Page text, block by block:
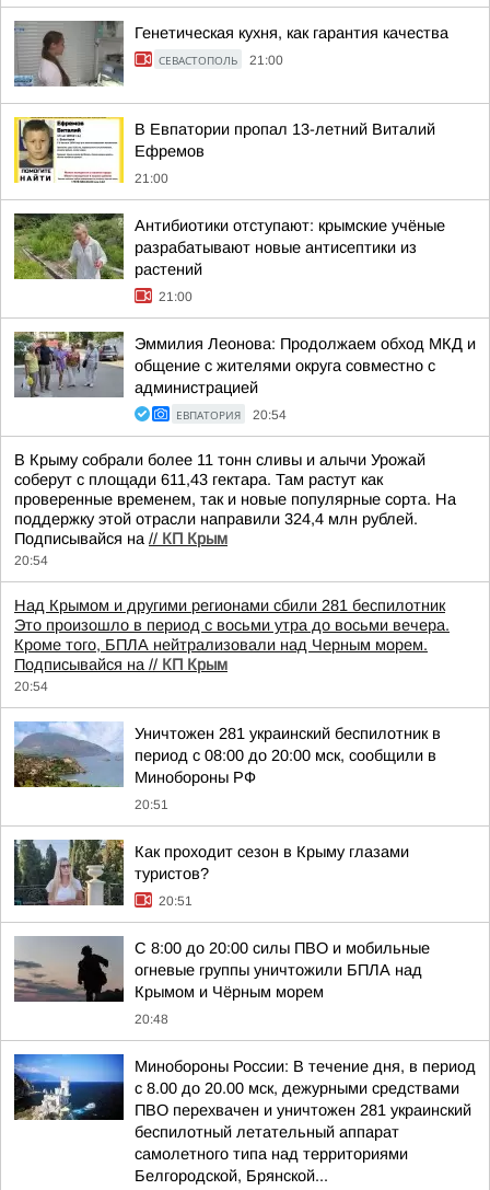
Генетическая кухня, как гарантия качества
СЕВАСТОПОЛЬ 21:00
В Евпатории пропал 13-летний Виталий
Ефремов
21:00
Антибиотики отступают: крымские учёные
разрабатывают новые антисептики из
растений
21:00
Эммилия Леонова: Продолжаем обход МКД и
общение с жителями округа совместно с
администрацией
ЕВПАТОРИЯ 20:54
В Крыму собрали более 11 тонн сливы и алычи Урожай
соберут с площади 611,43 гектара. Там растут как
проверенные временем, так и новые популярные сорта. На
поддержку этой отрасли направили 324,4 млн рублей.
Подписывайся на // КП Крым
20:54
Над Крымом и другими регионами сбили 281 беспилотник
Это произошло в период с восьми утра до восьми вечера.
Кроме того, БПЛА нейтрализовали над Черным морем.
Подписывайся на // КП Крым
20:54
Уничтожен 281 украинский беспилотник в
период с 08:00 до 20:00 мск, сообщили в
Минобороны РФ
20:51
Как проходит сезон в Крыму глазами
туристов?
20:51
С 8:00 до 20:00 силы ПВО и мобильные
огневые группы уничтожили БПЛА над
Крымом и Чёрным морем
20:48
Минобороны России: В течение дня, в период
с 8.00 до 20.00 мск, дежурными средствами
ПВО перехвачен и уничтожен 281 украинский
беспилотный летательный аппарат
самолетного типа над территориями
Белгородской, Брянской...